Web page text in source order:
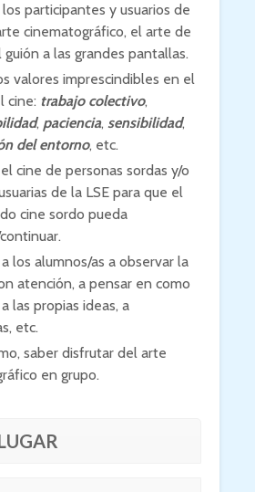
los participantes y usuarios de
cinematográfico, el arte de
guión a las grandes pantallas.
valores imprescindibles en el
cine: trabajo colectivo,
, paciencia, sensibilidad,
del entorno, etc.
cine de personas sordas y/o
de la LSE para que el
cine sordo pueda
los alumnos/as a observar la
atención, a pensar en como
las propias ideas, a
etc.
saber disfrutar del arte
en grupo.